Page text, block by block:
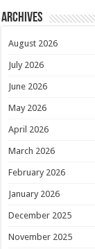
Archives
August 2026
July 2026
June 2026
May 2026
April 2026
March 2026
February 2026
January 2026
December 2025
November 2025